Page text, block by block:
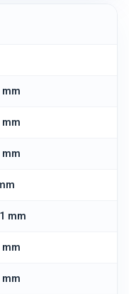
mm
mm
mm
mm
mm
mm